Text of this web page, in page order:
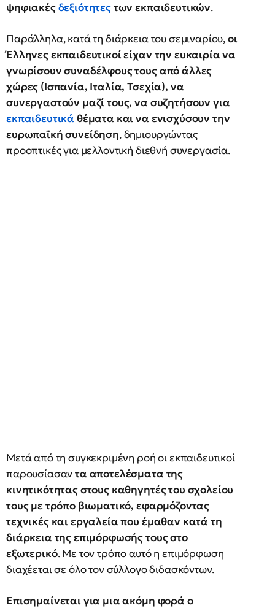
ψηφιακέςδεξιότητεςτων εκπαιδευτικών.
Παράλληλα, κατά τη διάρκεια του σεμιναρίου,οι
Έλληνες εκπαιδευτικοί είχαν την ευκαιρία να
γνωρίσουν συναδέλφους τους από άλλες
χώρες (Ισπανία, Ιταλία, Τσεχία), να
συνεργαστούν μαζί τους, να συζητήσουν για
εκπαιδευτικά θέματα και να ενισχύσουν την
ευρωπαϊκή συνείδηση, δημιουργώντας
προοπτικές για μελλοντική διεθνή συνεργασία.
Μετά από τη συγκεκριμένη ροή οι εκπαιδευτικοί
παρουσίασαντα αποτελέσματα της
κινητικότητας στους καθηγητές του σχολείου
τους με τρόπο βιωματικό, εφαρμόζοντας
τεχνικές και εργαλεία που έμαθαν κατά τη
διάρκεια της επιμόρφωσής τους στο
εξωτερικό. Με τον τρόπο αυτό η επιμόρφωση
διαχέεται σε όλο τον σύλλογο διδασκόντων.
Επισημαίνεται για μια ακόμη φορά ο